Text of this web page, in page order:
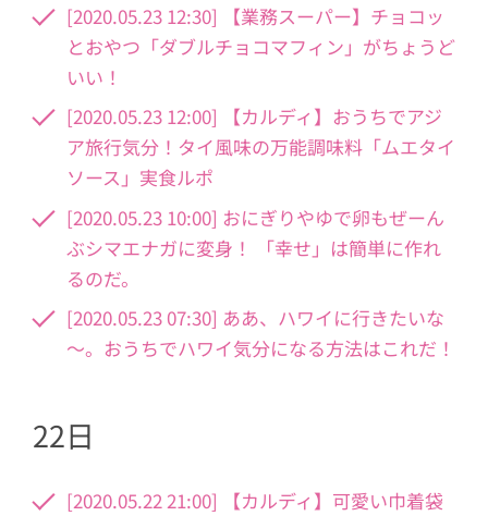
[2020.05.23 12:30] 【業務スーパー】チョコッ
とおやつ「ダブルチョコマフィン」がちょうど
いい！
[2020.05.23 12:00] 【カルディ】おうちでアジ
ア旅行気分！タイ風味の万能調味料「ムエタイ
ソース」実食ルポ
[2020.05.23 10:00] おにぎりやゆで卵もぜーん
ぶシマエナガに変身！ 「幸せ」は簡単に作れ
るのだ。
[2020.05.23 07:30] ああ、ハワイに行きたいな
～。おうちでハワイ気分になる方法はこれだ！
22日
[2020.05.22 21:00] 【カルディ】可愛い巾着袋